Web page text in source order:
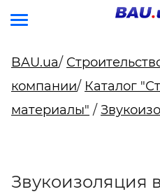
BAU.ua/
компании/ Каталог
материалы" /
Звукоизоляция